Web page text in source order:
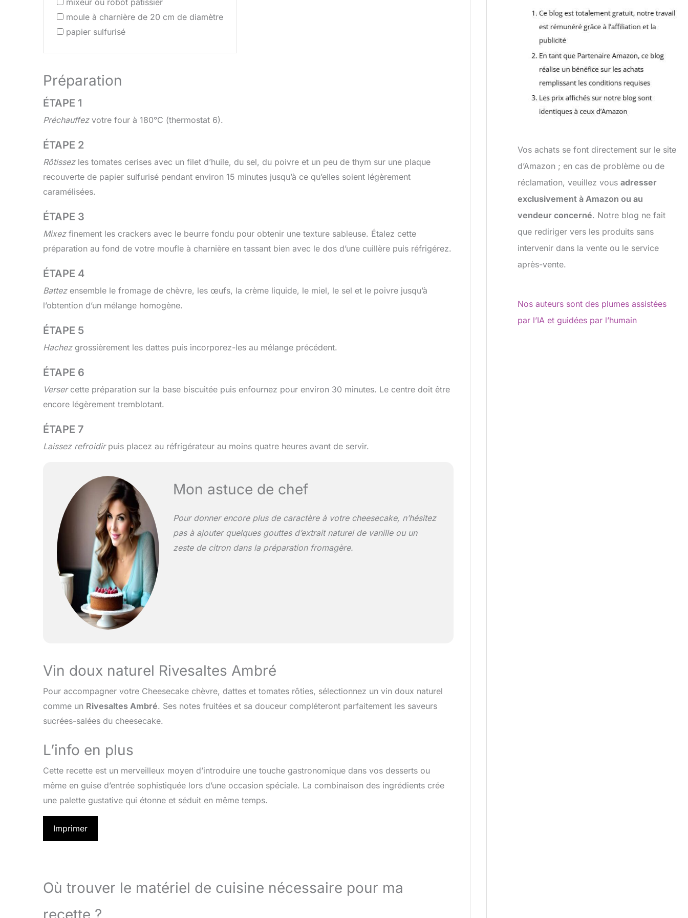
mixeur ou robot pâtissier
moule à charnière de 20 cm de diamètre
papier sulfurisé
Préparation
ÉTAPE 1
Préchauffezvotre four à 180°C (thermostat 6).
ÉTAPE 2
Rôtissezles tomates cerises avec un filet d’huile, du sel, du poivre et un peu de thym sur une plaque
recouverte de papier sulfurisé pendant environ 15 minutes jusqu’à ce qu’elles soient légèrement
caramélisées.
ÉTAPE 3
Mixezfinement les crackers avec le beurre fondu pour obtenir une texture sableuse. Étalez cette
préparation au fond de votre moufle à charnière en tassant bien avec le dos d’une cuillère puis réfrigérez.
ÉTAPE 4
Battezensemble le fromage de chèvre, les œufs, la crème liquide, le miel, le sel et le poivre jusqu’à
l’obtention d’un mélange homogène.
ÉTAPE 5
Hachezgrossièrement les dattes puis incorporez-les au mélange précédent.
ÉTAPE 6
Versercette préparation sur la base biscuitée puis enfournez pour environ 30 minutes. Le centre doit être
encore légèrement tremblotant.
ÉTAPE 7
Laissez refroidirpuis placez au réfrigérateur au moins quatre heures avant de servir.
Mon astuce de chef
Pour donner encore plus de caractère à votre cheesecake, n’hésitez
pas à ajouter quelques gouttes d’extrait naturel de vanille ou un
zeste de citron dans la préparation fromagère.
Vin doux naturel Rivesaltes Ambré
Pour accompagner votre Cheesecake chèvre, dattes et tomates rôties, sélectionnez un vin doux naturel
comme un Rivesaltes Ambré. Ses notes fruitées et sa douceur compléteront parfaitement les saveurs
sucrées-salées du cheesecake.
L’info en plus
Cette recette est un merveilleux moyen d’introduire une touche gastronomique dans vos desserts ou
même en guise d’entrée sophistiquée lors d’une occasion spéciale. La combinaison des ingrédients crée
une palette gustative qui étonne et séduit en même temps.
Imprimer
Où trouver le matériel de cuisine nécessaire pour ma
recette ?
Vos achats se font directement sur le site
d’Amazon ; en cas de problème ou de
réclamation, veuillez vousadresser
exclusivement à Amazon ou au
vendeur concerné. Notre blog ne fait
que rediriger vers les produits sans
intervenir dans la vente ou le service
après-vente.
Nos auteurs sont des plumes assistées
par l’IA et guidées par l’humain